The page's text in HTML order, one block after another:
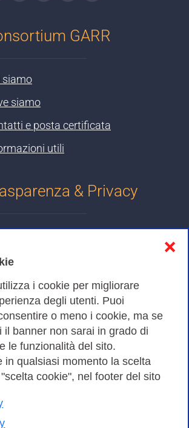
i cookie per migliorare
degli utenti. Puoi
o meno i cookie, ma se
il banner non sarai in grado di
le funzionalità del sito.
in qualsiasi momento la scelta
cookie", nel footer del sito
❌
GARR
siamo
siamo
e posta certificata
utili
& Privacy
Policy
trasparente
di Gara
- Via dei Tizii, 6 - 00185 Roma | Tel.
– PI 07577141000 | Codice
7EU9KEU |